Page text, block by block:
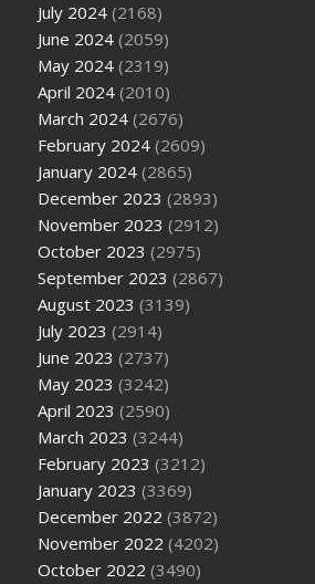
July 2024 (2168)
June 2024 (2059)
May 2024 (2319)
April 2024 (2010)
March 2024 (2676)
February 2024 (2609)
January 2024 (2865)
December 2023 (2893)
November 2023 (2912)
October 2023 (2975)
September 2023 (2867)
August 2023 (3139)
July 2023 (2914)
June 2023 (2737)
May 2023 (3242)
April 2023 (2590)
March 2023 (3244)
February 2023 (3212)
January 2023 (3369)
December 2022 (3872)
November 2022 (4202)
October 2022 (3490)